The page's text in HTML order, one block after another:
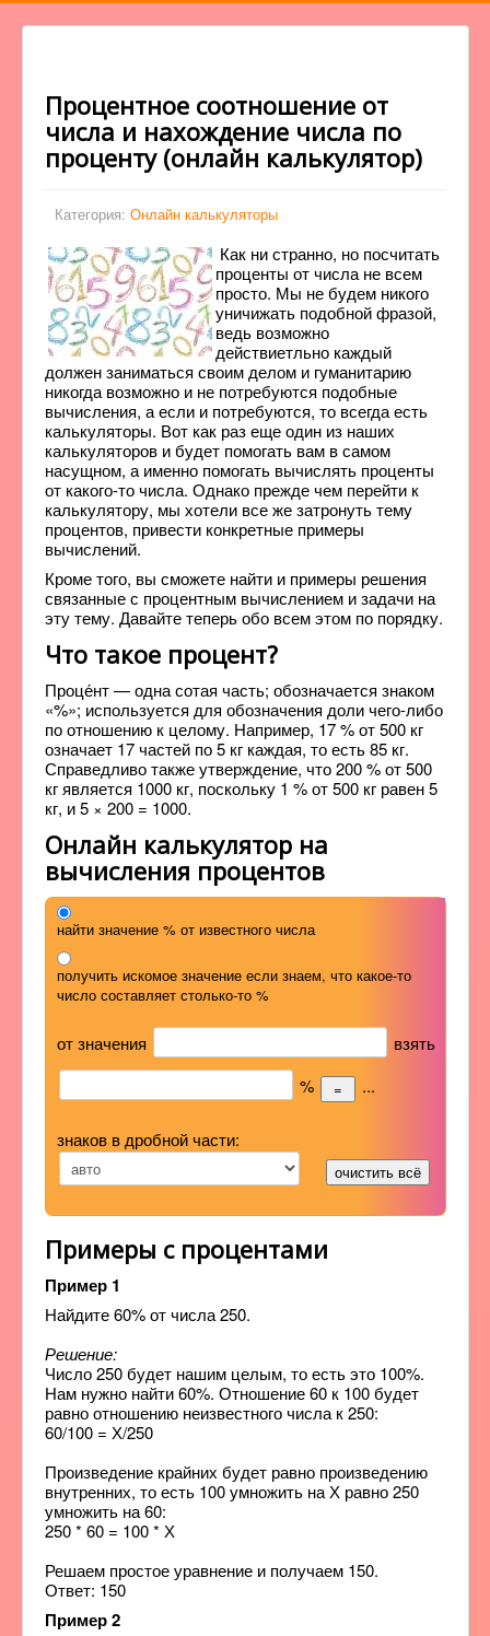
Процентное соотношение от
числа и нахождение числа по
проценту (онлайн калькулятор)
Категория: Онлайн калькуляторы
Как ни странно, но посчитать
проценты от числа не всем
просто. Мы не будем никого
уничижать подобной фразой,
ведь возможно
действиетльно каждый
должен заниматься своим делом и гуманитарию
никогда возможно и не потребуются подобные
вычисления, а если и потребуются, то всегда есть
калькуляторы. Вот как раз еще один из наших
калькуляторов и будет помогать вам в самом
насущном, а именно помогать вычислять проценты
от какого-то числа. Однако прежде чем перейти к
калькулятору, мы хотели все же затронуть тему
процентов, привести конкретные примеры
вычислений.
Кроме того, вы сможете найти и примеры решения
связанные с процентным вычислением и задачи на
эту тему. Давайте теперь обо всем этом по порядку.
Что такое процент?
Проце́нт — одна сотая часть; обозначается знаком
«%»; используется для обозначения доли чего-либо
по отношению к целому. Например, 17 % от 500 кг
означает 17 частей по 5 кг каждая, то есть 85 кг.
Справедливо также утверждение, что 200 % от 500
кг является 1000 кг, поскольку 1 % от 500 кг равен 5
кг, и 5 × 200 = 1000.
Онлайн калькулятор на
вычисления процентов
найти значение % от известного числа
получить искомое значение если знаем, что какое-то
число составляет столько-то %
от значения
взять
%
...
знаков в дробной части:
Примеры с процентами
Пример 1
Найдите 60% от числа 250.
Решение:
Число 250 будет нашим целым, то есть это 100%.
Нам нужно найти 60%. Отношение 60 к 100 будет
равно отношению неизвестного числа к 250:
60/100 = Х/250
Произведение крайних будет равно произведению
внутренних, то есть 100 умножить на Х равно 250
умножить на 60:
250 * 60 = 100 * Х
Решаем простое уравнение и получаем 150.
Ответ: 150
Пример 2